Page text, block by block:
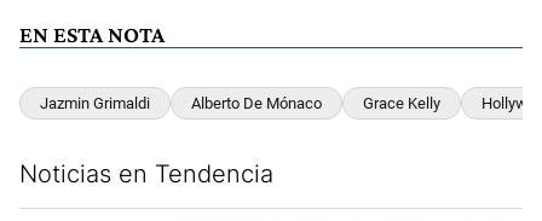
EN ESTA NOTA
Jazmin Grimaldi Alberto De Mónaco Grace Kelly
Noticias en Tendencia